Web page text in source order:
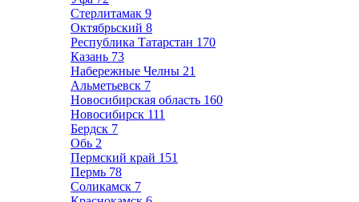
Стерлитамак 9
Октябрьский 8
Республика Татарстан 170
Казань 73
Набережные Челны 21
Альметьевск 7
Новосибирская область 160
Новосибирск 111
Бердск 7
Обь 2
Пермский край 151
Пермь 78
Соликамск 7